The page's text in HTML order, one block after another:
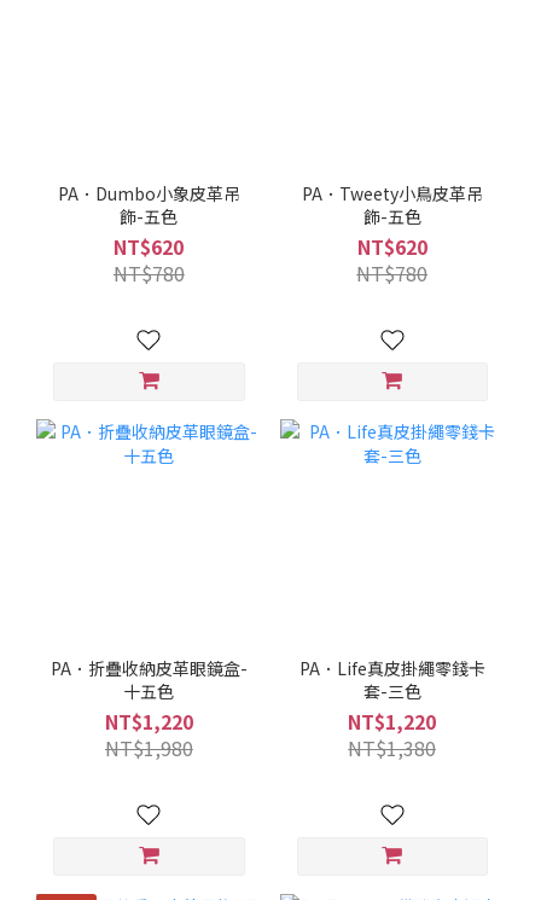
PA．Dumbo小象皮革吊
飾-五色
NT$620
NT$780
PA．Tweety小鳥皮革吊
飾-五色
NT$620
NT$780
PA．折疊收納皮革眼鏡盒-
十五色
NT$1,220
NT$1,980
PA．Life真皮掛繩零錢卡
套-三色
NT$1,220
NT$1,380